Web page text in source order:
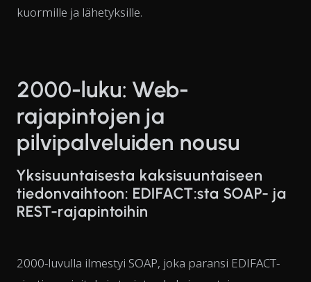
kuormille ja lähetyksille.
2000-luku: Web-
rajapintojen ja
pilvipalveluiden nousu
Yksisuuntaisesta kaksisuuntaiseen
tiedonvaihtoon: EDIFACT:sta SOAP- ja
REST-rajapintoihin
2000-luvulla ilmestyi SOAP, joka paransi EDIFACT-